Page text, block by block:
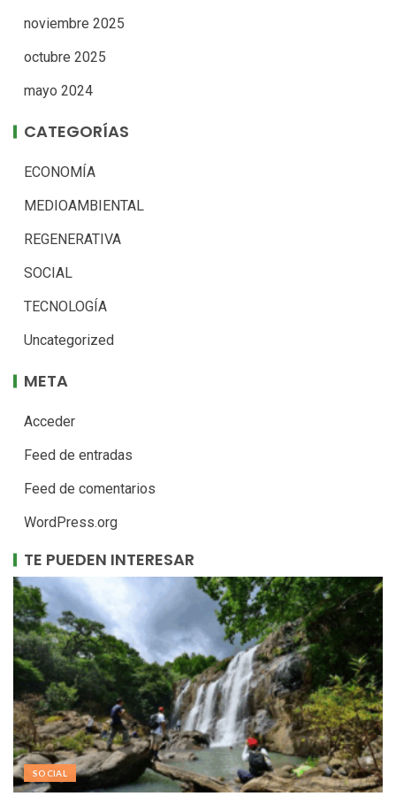
noviembre 2025
octubre 2025
mayo 2024
CATEGORÍAS
ECONOMÍA
MEDIOAMBIENTAL
REGENERATIVA
SOCIAL
TECNOLOGÍA
Uncategorized
META
Acceder
Feed de entradas
Feed de comentarios
WordPress.org
TE PUEDEN INTERESAR
SOCIAL